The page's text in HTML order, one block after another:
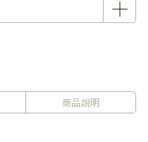
商品說明